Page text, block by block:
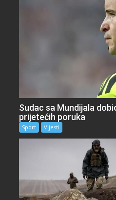
Sudac sa Mundijala
prijetećih poruka
Sport Vijesti